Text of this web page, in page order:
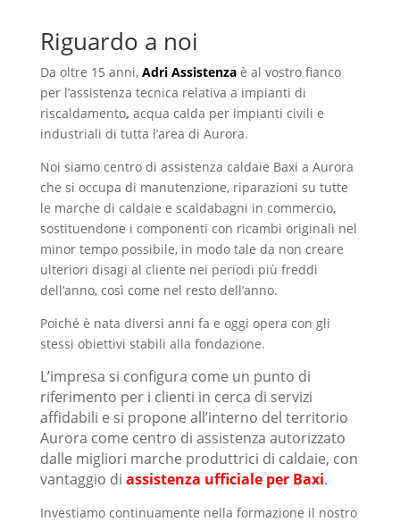
Riguardo a noi
Da oltre 15 anni, Adri Assistenzaè al vostro fianco
per l’assistenza tecnica relativa a impianti di
riscaldamento, acqua calda per impianti civili e
industriali di tutta l’area di Aurora.
Noi siamo centro di assistenza caldaie Baxi a Aurora
che si occupa di manutenzione, riparazioni su tutte
le marche di caldaie e scaldabagni in commercio,
sostituendone i componenti con ricambi originali nel
minor tempo possibile, in modo tale da non creare
ulteriori disagi al cliente nei periodi più freddi
dell’anno, così come nel resto dell’anno.
Poiché è nata diversi anni fa e oggi opera con gli
stessi obiettivi stabili alla fondazione.
L’impresa si configura come un punto di
riferimento per i clienti in cerca di servizi
affidabili e si propone all’interno del territorio
Aurora come centro di assistenza autorizzato
dalle migliori marche produttrici di caldaie, con
vantaggio di assistenza ufficiale per Baxi.
Investiamo continuamente nella formazione il nostro